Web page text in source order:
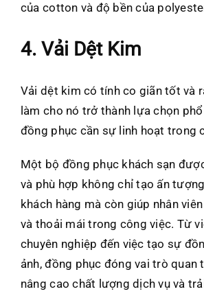
của cotton và độ bền của
4. Vải Dệt Kim
Vải dệt kim có tính co giãn tốt và
làm cho nó trở thành lựa chọn
đồng phục cần sự linh hoạt trong
Một bộ đồng phục khách sạn
và phù hợp không chỉ tạo ấn
khách hàng mà còn giúp nhân
và thoải mái trong công việc. Từ
chuyên nghiệp đến việc tạo sự
ảnh, đồng phục đóng vai trò quan
nâng cao chất lượng dịch vụ và